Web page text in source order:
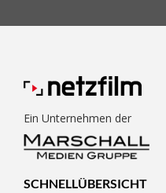
Ein Unternehmen der
SCHNELLÜBERSICHT